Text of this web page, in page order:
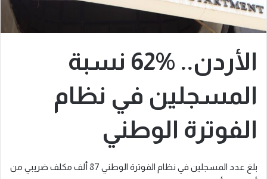
الأردن.. %62 نسبة
المسجلين في نظام
الفوترة الوطني
بلغ عدد المسجلين في نظام الفوترة الوطني 87 ألف مكلف ضريبي من